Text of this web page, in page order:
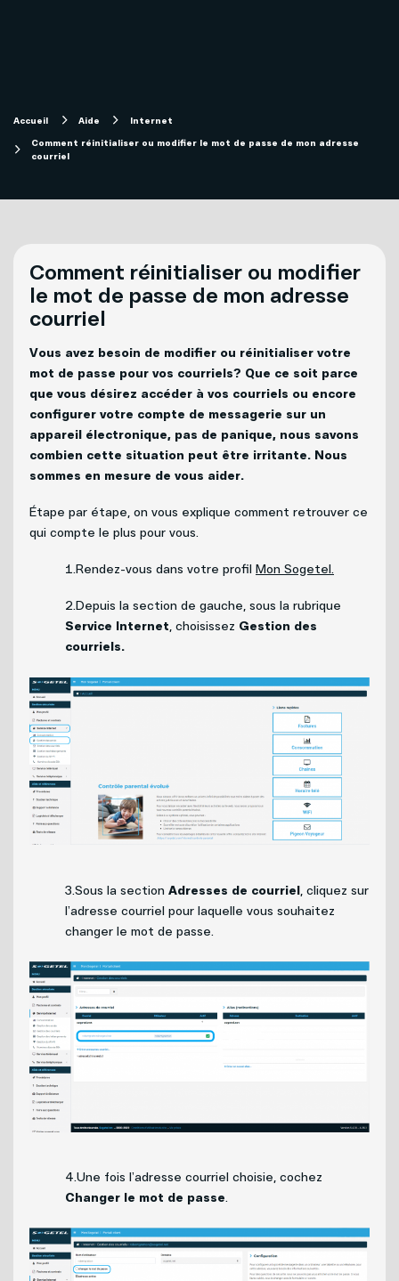
Forfaits télévision SOFI
Mobilité
Internet
Capsules vidéos
Solutions pour entreprises
Mon Sogetel
Politique de bénévolat
Carrières
Accueil Aide
Internet
Comment réinitialiser ou modifier le mot de passe de mon adresse
courriel
Comment réinitialiser ou modifier
le mot de passe de mon adresse
courriel
Vous avez besoin de modifier ou réinitialiser votre
mot de passe pour vos courriels? Que ce soit parce
que vous désirez accéder à vos courriels ou encore
configurer votre compte de messagerie sur un
appareil électronique, pas de panique, nous savons
combien cette situation peut être irritante. Nous
sommes en mesure de vous aider.
Étape par étape, on vous explique comment retrouver ce
qui compte le plus pour vous.
1.Rendez-vous dans votre profil Mon Sogetel.
2.Depuis la section de gauche, sous la rubrique
Service Internet, choisissez Gestion des
courriels.
3.Sous la section Adresses de courriel , cliquez sur
l’adresse courriel pour laquelle vous souhaitez
changer le mot de passe.
4.Une fois l’adresse courriel choisie, cochez
Changer le mot de passe.